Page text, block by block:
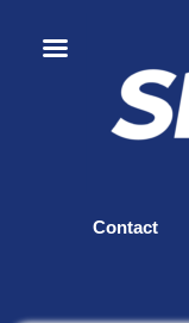
Contact